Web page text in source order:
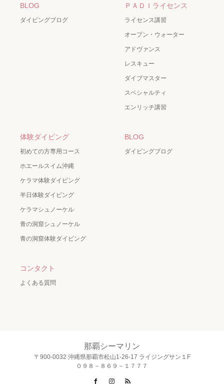
BLOG
ダイビングブログ
ＰＡＤＩライセンス
ライセンス講習
オープン・ウォーター
アドヴァンス
レスキュー
ダイブマスター
スペシャルティ
エンリッチ講習
体験ダイビング
初めての方専用コース
ホエールスイム沖縄
ケラマ体験ダイビング
半日体験ダイビング
ケラマシュノーケル
青の洞窟シュノーケル
青の洞窟体験ダイビング
BLOG
ダイビングブログ
コンタクト
よくある質問
那覇シーマリン
〒900-0032 沖縄県那覇市松山1-26-17 ライジングサン１F
０９８－８６９－１７７７
FacebookInstagram